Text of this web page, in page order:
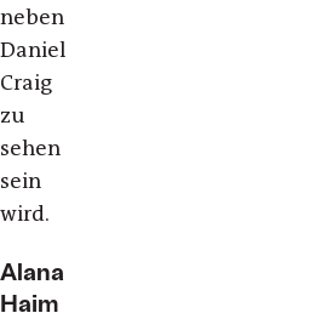
neben
Daniel
Craig
zu
sehen
sein
wird.
Alana
Haim